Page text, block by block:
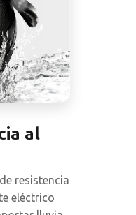
al
resistencia
eléctrico